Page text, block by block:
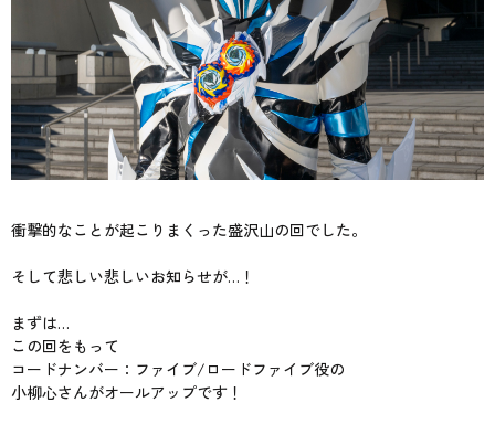
衝撃的なことが起こりまくった盛沢山の回でした。
そして悲しい悲しいお知らせが…！
まずは…
この回をもって
コードナンバー：ファイブ/ロードファイブ役の
小柳心さんがオールアップです！